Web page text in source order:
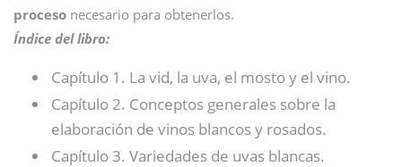
proceso necesario para obtenerlos.
Índice del libro:
Capítulo 1. La vid, la uva, el mosto y el vino.
Capítulo 2. Conceptos generales sobre la
elaboración de vinos blancos y rosados.
Capítulo 3. Variedades de uvas blancas.